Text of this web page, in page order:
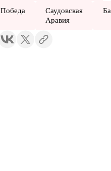
Победа
Саудовская
Аравия